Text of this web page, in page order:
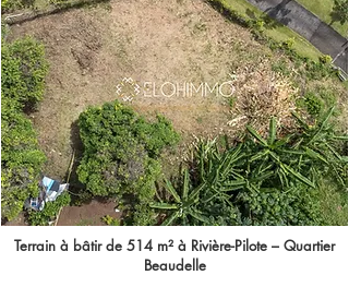
Terrain à bâtir de 514 m² à Rivière-Pilote – Quartier
Beaudelle